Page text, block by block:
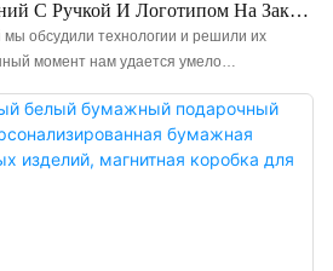
С Ручкой И Логотипом На Заказ
обсудили технологии и решили их
момент нам удается умело
и гарантирует высокое качество
изделий с индивидуальным
сережек, с ручкой, бумажных ящиков и
проявляется в широком спектре